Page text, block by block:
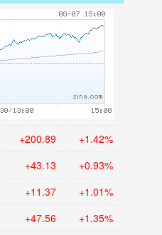
+200.89 +1.42%
+43.13 +0.93%
+11.37 +1.01%
+47.56 +1.35%